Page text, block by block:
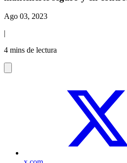
Ago 03, 2023
|
4 mins de lectura